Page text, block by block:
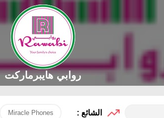
روابي هايبرماركت
الشائع : Miracle Phones